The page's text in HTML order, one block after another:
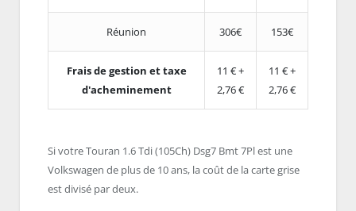
Réunion 306€ 153€
Frais de gestion et taxe
d'acheminement
11 € +
2,76 €
11 € +
2,76 €
Si votre Touran 1.6 Tdi (105Ch) Dsg7 Bmt 7Pl est une
Volkswagen de plus de 10 ans, la coût de la carte grise
est divisé par deux.